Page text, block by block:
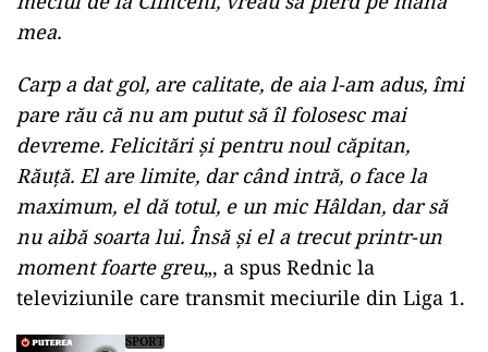
mea.
Carp a dat gol, are calitate, de aia l-am adus, îmi
pare rău că nu am putut să îl folosesc mai
devreme. Felicitări și pentru noul căpitan,
Răuță. El are limite, dar când intră, o face la
maximum, el dă totul, e un mic Hâldan, dar să
nu aibă soarta lui. Însă și el a trecut printr-un
moment foarte greu„, a spus Rednic la
televiziunile care transmit meciurile din Liga 1.
SPORT